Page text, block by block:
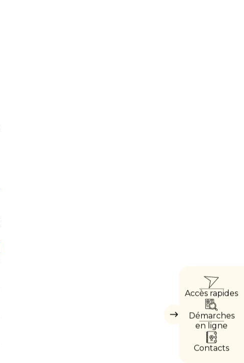
Masquer
Accès rapides
Démarches
en ligne
Contacts